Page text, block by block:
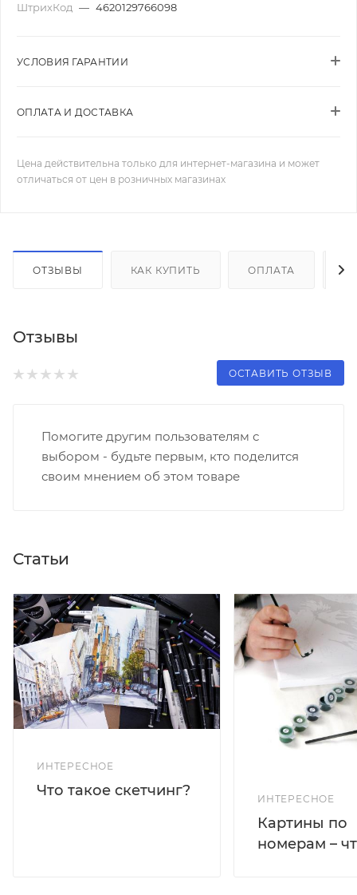
ШтрихКод — 4620129766098
УСЛОВИЯ ГАРАНТИИ
ОПЛАТА И ДОСТАВКА
Цена действительна только для интернет-магазина и может
отличаться от цен в розничных магазинах
ОТЗЫВЫ КАК КУПИТЬ ОПЛАТА
Отзывы
ОСТАВИТЬ ОТЗЫВ
Помогите другим пользователям с
выбором - будьте первым, кто поделится
своим мнением об этом товаре
Статьи
ИНТЕРЕСНОЕ
Что такое скетчинг?
ИНТЕРЕСНОЕ
Картины по
номерам –